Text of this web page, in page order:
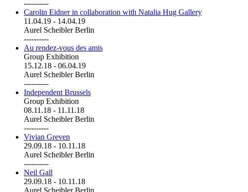
----------
Carolin Eidner in collaboration with Natalia Hug Gallery
11.04.19 - 14.04.19
Aurel Scheibler Berlin
----------
Au rendez-vous des amis
Group Exhibition
15.12.18 - 06.04.19
Aurel Scheibler Berlin
----------
Independent Brussels
Group Exhibition
08.11.18 - 11.11.18
Aurel Scheibler Berlin
----------
Vivian Greven
29.09.18 - 10.11.18
Aurel Scheibler Berlin
----------
Neil Gall
29.09.18 - 10.11.18
Aurel Scheibler Berlin